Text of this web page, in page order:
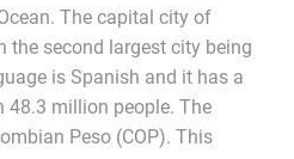
The capital city of
the second largest city being
is Spanish and it has a
million people. The
Peso (COP). This